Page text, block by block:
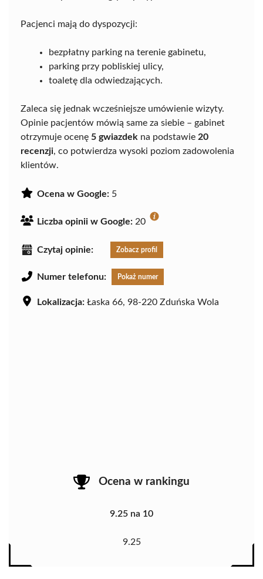
Pacjenci mają do dyspozycji:
bezpłatny parking na terenie gabinetu,
parking przy pobliskiej ulicy,
toaletę dla odwiedzających.
Zaleca się jednak wcześniejsze umówienie wizyty.
Opinie pacjentów mówią same za siebie – gabinet
otrzymuje ocenę 5 gwiazdek na podstawie 20
recenzji, co potwierdza wysoki poziom zadowolenia
klientów.
Ocena w Google: 5
Liczba opinii w Google: 20
Czytaj opinie: Zobacz profil
Numer telefonu: Pokaż numer
Lokalizacja: Łaska 66, 98-220 Zduńska Wola
Ocena w rankingu
9.25 na 10
9.25